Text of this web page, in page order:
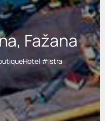
Fažana
#Istra